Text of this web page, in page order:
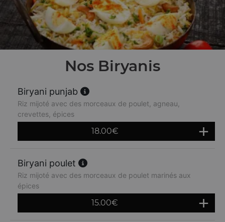
Nos Biryanis
Biryani punjab
Riz mijoté avec des morceaux de poulet, agneau,
crevettes, épices
18.00€
Biryani poulet
Riz mijoté avec des morceaux de poulet marinés aux
épices
15.00€